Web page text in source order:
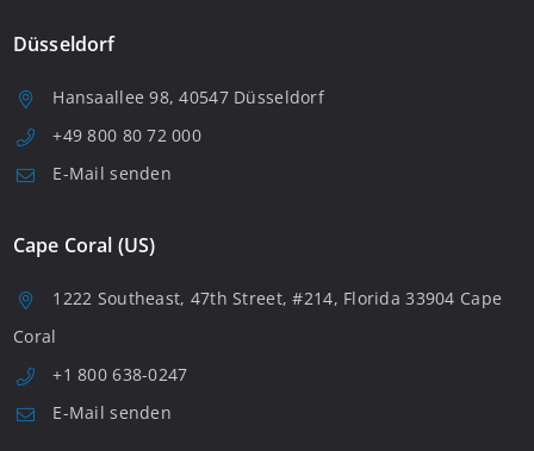
Düsseldorf
Hansaallee 98, 40547 Düsseldorf
+49 800 80 72 000
E-Mail senden
Cape Coral (US)
1222 Southeast, 47th Street, #214, Florida 33904 Cape
Coral
+1 800 638-0247
E-Mail senden